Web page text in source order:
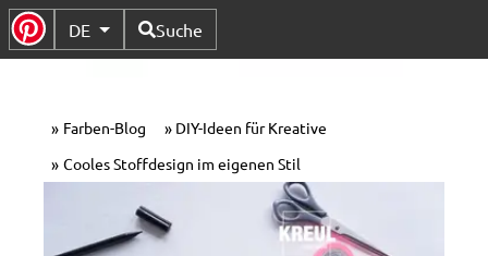
Untermenü Umschalten
DE Verfügbare Sprachen
Suche
Farben-Blog
DIY-Ideen für Kreative
Cooles Stoffdesign im eigenen Stil